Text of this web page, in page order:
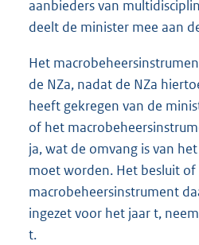
aanbieders van
deelt de minister mee aan
Het
de NZa, nadat de NZa
heeft gekregen van de
of het
ja, wat de omvang is van
moet worden. Het besluit
macrobeheersinstrument
ingezet voor het jaar t,
t.